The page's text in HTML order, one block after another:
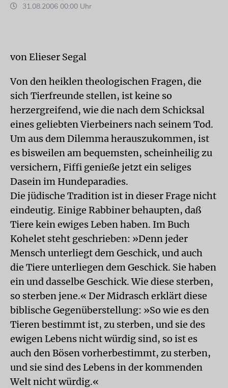
31.08.2006 00:00 Uhr
von Elieser Segal
Von den heiklen theologischen Fragen, die
sich Tierfreunde stellen, ist keine so
herzergreifend, wie die nach dem Schicksal
eines geliebten Vierbeiners nach seinem Tod.
Um aus dem Dilemma herauszukommen, ist
es bisweilen am bequemsten, scheinheilig zu
versichern, Fiffi genieße jetzt ein seliges
Dasein im Hundeparadies.
Die jüdische Tradition ist in dieser Frage nicht
eindeutig. Einige Rabbiner behaupten, daß
Tiere kein ewiges Leben haben. Im Buch
Kohelet steht geschrieben: »Denn jeder
Mensch unterliegt dem Geschick, und auch
die Tiere unterliegen dem Geschick. Sie haben
ein und dasselbe Geschick. Wie diese sterben,
so sterben jene.« Der Midrasch erklärt diese
biblische Gegenüberstellung: »So wie es den
Tieren bestimmt ist, zu sterben, und sie des
ewigen Lebens nicht würdig sind, so ist es
auch den Bösen vorherbestimmt, zu sterben,
und sie sind des Lebens in der kommenden
Welt nicht würdig.«